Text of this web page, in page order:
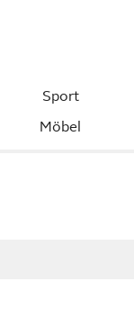
Sport
Möbel